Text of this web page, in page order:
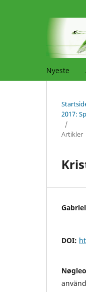
Nyeste
2017:
/
Artikler
DOI: